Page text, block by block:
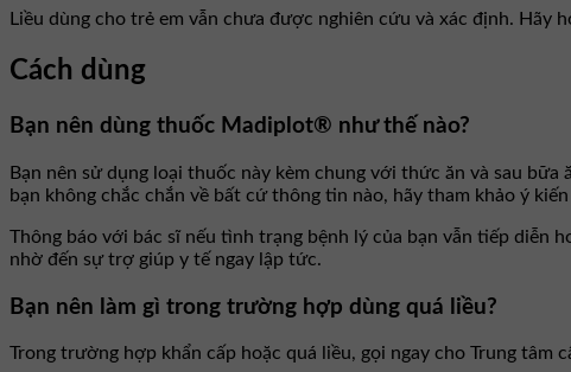
Liều dùng cho trẻ em vẫn chưa được nghiên cứu và xác định. Hãy
Cách dùng
Bạn nên dùng thuốc Madiplot® như thế nào?
Bạn nên sử dụng loại thuốc này kèm chung với thức ăn và sau
bạn không chắc chắn về bất cứ thông tin nào, hãy tham khảo ý
Thông báo với bác sĩ nếu tình trạng bệnh lý của bạn vẫn tiếp diễn
nhờ đến sự trợ giúp y tế ngay lập tức.
Bạn nên làm gì trong trường hợp dùng quá liều?
Trong trường hợp khẩn cấp hoặc quá liều, gọi ngay cho Trung tâm